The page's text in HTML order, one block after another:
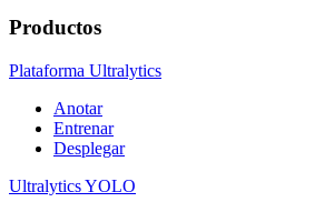
Productos
Plataforma Ultralytics
Anotar
Entrenar
Desplegar
Ultralytics YOLO